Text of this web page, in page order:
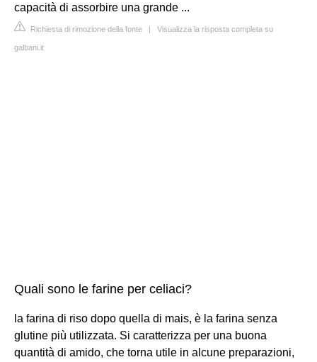
capacità di assorbire una grande ...
Richiesta di rimozione della fonte | Visualizza la risposta completa su
galbani.it
Quali sono le farine per celiaci?
la farina di riso dopo quella di mais, è la farina senza
glutine più utilizzata. Si caratterizza per una buona
quantità di amido, che torna utile in alcune preparazioni,